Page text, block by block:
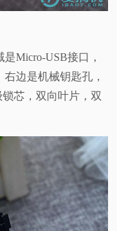
Micro-USB接口，
边是机械钥匙孔，
芯，双向叶片，双